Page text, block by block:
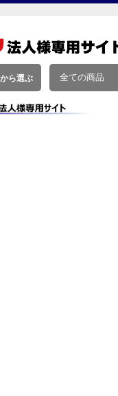
ら選ぶ 全ての商品